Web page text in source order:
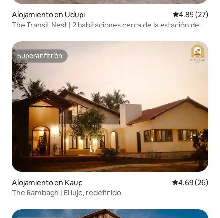
Alojamiento en Udupi Calificación
4.89 (27)
The Transit Nest | 2 habitaciones cerca de la estación de
Superanfitrión
Superanfitrión
Alojamiento en Kaup Calificación
4.69 (26)
The Rambagh | El lujo, redefinido